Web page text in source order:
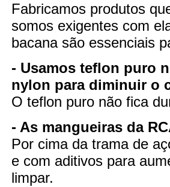
Fabricamos produtos
somos exigentes com
bacana são essenciais
- Usamos teflon puro
nylon para diminuir o
O teflon puro não fica
- As mangueiras da
Por cima da trama de
e com aditivos para
limpar.